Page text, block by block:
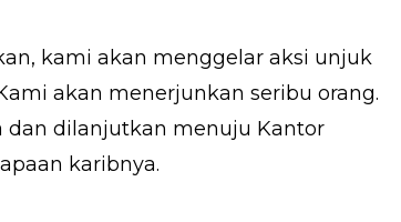
kami akan menggelar aksi unjuk
akan menerjunkan seribu orang.
dan dilanjutkan menuju Kantor
karibnya.